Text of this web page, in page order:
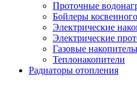
Проточные
Бойлеры
Электрические
Электрические
Газовые
Теплонакопители
Радиаторы отопления